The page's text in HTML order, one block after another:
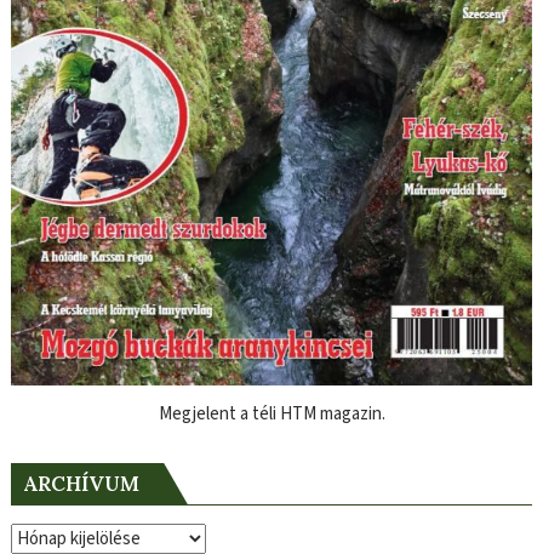
Megjelent a téli HTM magazin.
ARCHÍVUM
Archívum